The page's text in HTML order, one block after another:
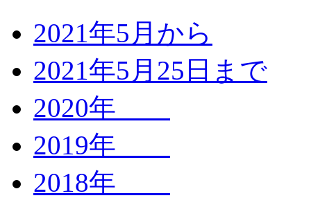
2021年5月から
2021年5月25日まで
2020年
2019年
2018年